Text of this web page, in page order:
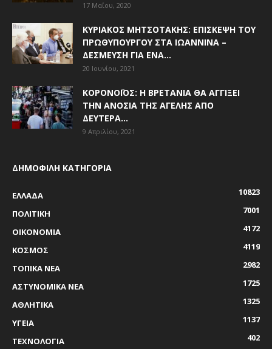
17 Μαΐου, 2020
ΚΥΡΙΆΚΟΣ ΜΗΤΣΟΤΆΚΗΣ: ΕΠΊΣΚΕΨΗ ΤΟΥ
ΠΡΩΘΥΠΟΥΡΓΟΎ ΣΤΑ ΙΩΆΝΝΙΝΑ –
ΔΈΣΜΕΥΣΗ ΓΙΑ ΈΝΑ...
20 Ιουνίου, 2021
ΚΟΡΟΝΟΪΌΣ: Η ΒΡΕΤΑΝΊΑ ΘΑ ΑΓΓΊΞΕΙ
ΤΗΝ ΑΝΟΣΊΑ ΤΗΣ ΑΓΈΛΗΣ ΑΠΌ
ΔΕΥΤΈΡΑ...
9 Απριλίου, 2021
ΔΗΜΟΦΙΛΗ ΚΑΤΗΓΟΡΙΑ
ΕΛΛΑΔΑ
10823
ΠΟΛΙΤΙΚΗ
7001
ΟΙΚΟΝΟΜΙΑ
4172
ΚΟΣΜΟΣ
4119
ΤΟΠΙΚΑ ΝΕΑ
2982
ΑΣΤΥΝΟΜΙΚΑ ΝΕΑ
1725
ΑΘΛΗΤΙΚΑ
1325
ΥΓΕΙΑ
1137
ΤΕΧΝΟΛΟΓΙΑ
402